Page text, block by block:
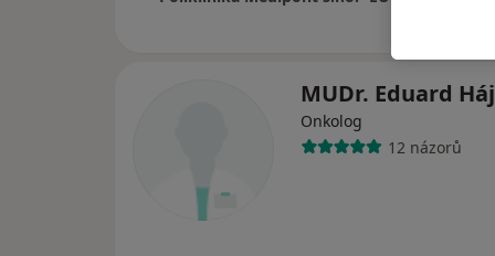
MUDr. Eduard
Onkolog
12 názorů